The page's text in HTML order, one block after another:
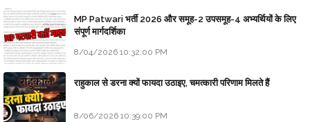
MP Patwari भर्ती 2026 और समूह-2 उपसमूह-4 अभ्यर्थियों के लिए
संपूर्ण मार्गदर्शिका
8/04/2026 10:32:00 PM
राहुकाल से डरना क्यों फायदा उठाइए, चमत्कारी परिणाम मिलते हैं
8/06/2026 10:39:00 PM